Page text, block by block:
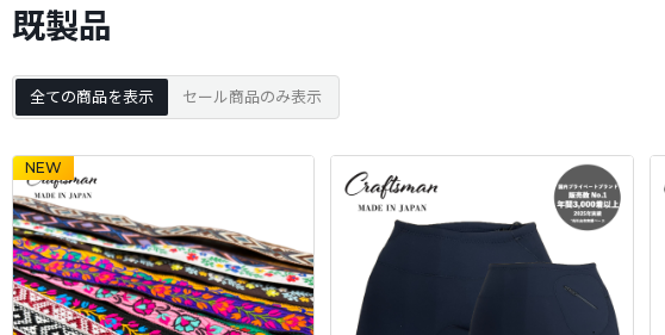
既製品
全ての商品を表示 セール商品のみ表示
NEW